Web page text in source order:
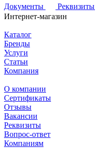
Документы
Реквизиты
Интернет-магазин
Каталог
Бренды
Услуги
Статьи
Компания
О компании
Сертификаты
Отзывы
Вакансии
Реквизиты
Вопрос-ответ
Компаниям